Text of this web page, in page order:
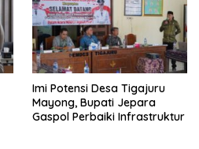
Imi Potensi Desa Tigajuru
Mayong, Bupati Jepara
Gaspol Perbaiki Infrastruktur